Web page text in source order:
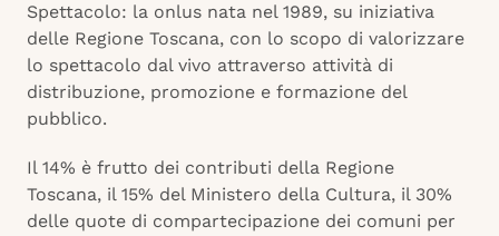
Spettacolo: la onlus nata nel 1989, su iniziativa
delle Regione Toscana, con lo scopo di valorizzare
lo spettacolo dal vivo attraverso attività di
distribuzione, promozione e formazione del
pubblico.
Il 14% è frutto dei contributi della Regione
Toscana, il 15% del Ministero della Cultura, il 30%
delle quote di compartecipazione dei comuni per